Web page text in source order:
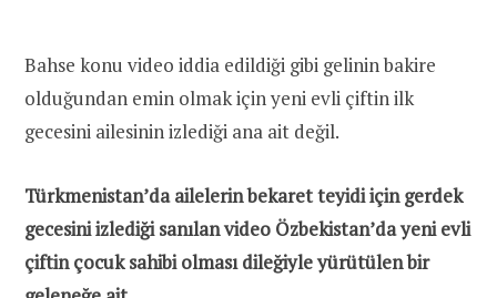
Bahse konu video iddia edildiği gibi gelinin bakire
olduğundan emin olmak için yeni evli çiftin ilk
gecesini ailesinin izlediği ana ait değil.
Türkmenistan’da ailelerin bekaret teyidi için gerdek
gecesini izlediği sanılan video Özbekistan’da yeni evli
çiftin çocuk sahibi olması dileğiyle yürütülen bir